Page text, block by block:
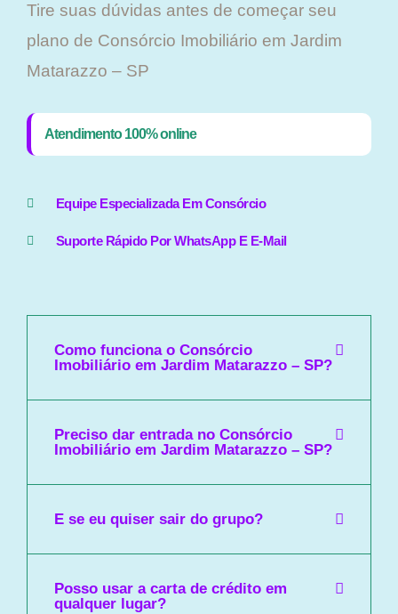
Tire suas dúvidas antes de começar seu
plano ​de Consórcio Imobiliário em Jardim
Matarazzo – SP
Atendimento 100% online
Equipe Especializada Em Consórcio
Suporte Rápido Por WhatsApp E E-Mail
Como funciona o Consórcio
Imobiliário em Jardim Matarazzo – SP?
Preciso dar entrada no Consórcio
Imobiliário em Jardim Matarazzo – SP?
E se eu quiser sair do grupo?
Posso usar a carta de crédito em
qualquer lugar?